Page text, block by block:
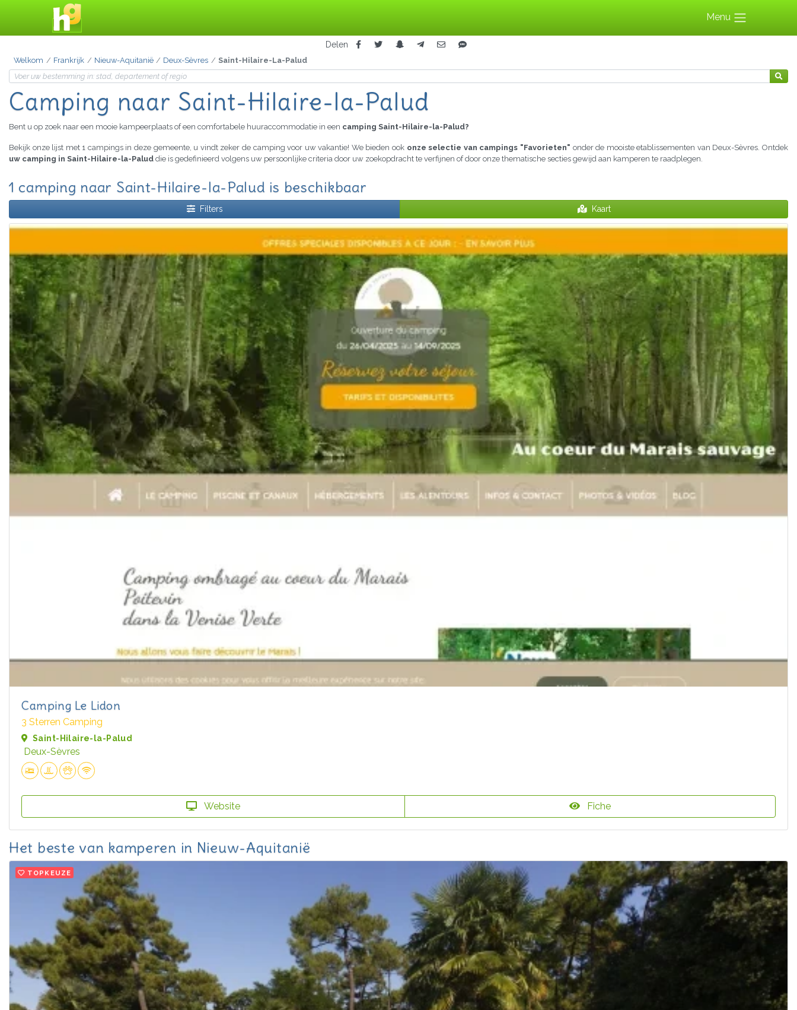
Menu
Delen
Welkom Frankrijk Nieuw-Aquitanië Deux-Sèvres Saint-Hilaire-La-Palud
Camping naar Saint-Hilaire-la-Palud
Bent u op zoek naar een mooie kampeerplaats of een comfortabele huuraccommodatie in een camping Saint-Hilaire-la-Palud?
Bekijk onze lijst met 1 campings in deze gemeente, u vindt zeker de camping voor uw vakantie! We bieden ook onze selectie van campings "Favorieten" onder de mooiste etablissementen van Deux-Sèvres. Ontdek
uw camping in Saint-Hilaire-la-Palud die is gedefinieerd volgens uw persoonlijke criteria door uw zoekopdracht te verfijnen of door onze thematische secties gewijd aan kamperen te raadplegen.
1 camping naar Saint-Hilaire-la-Palud is beschikbaar
Filters Kaart
Camping Le Lidon
3 Sterren Camping
Saint-Hilaire-la-Palud
Deux-Sèvres
Website Fiche
Het beste van kamperen in Nieuw-Aquitanië
TOPKEUZE